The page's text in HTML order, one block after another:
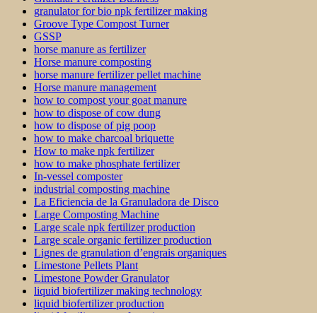
granulator for bio npk fertilizer making
Groove Type Compost Turner
GSSP
horse manure as fertilizer
Horse manure composting
horse manure fertilizer pellet machine
Horse manure management
how to compost your goat manure
how to dispose of cow dung
how to dispose of pig poop
how to make charcoal briquette
How to make npk fertilizer
how to make phosphate fertilizer
In-vessel composter
industrial composting machine
La Eficiencia de la Granuladora de Disco
Large Composting Machine
Large scale npk fertilizer production
Large scale organic fertilizer production
Lignes de granulation d’engrais organiques
Limestone Pellets Plant
Limestone Powder Granulator
liquid biofertilizer making technology
liquid biofertilizer production